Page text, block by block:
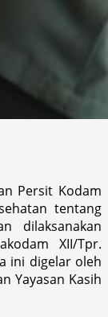
Persit Kodam
tentang
dilaksanakan
XII/Tpr.
ini digelar oleh
Yayasan Kasih